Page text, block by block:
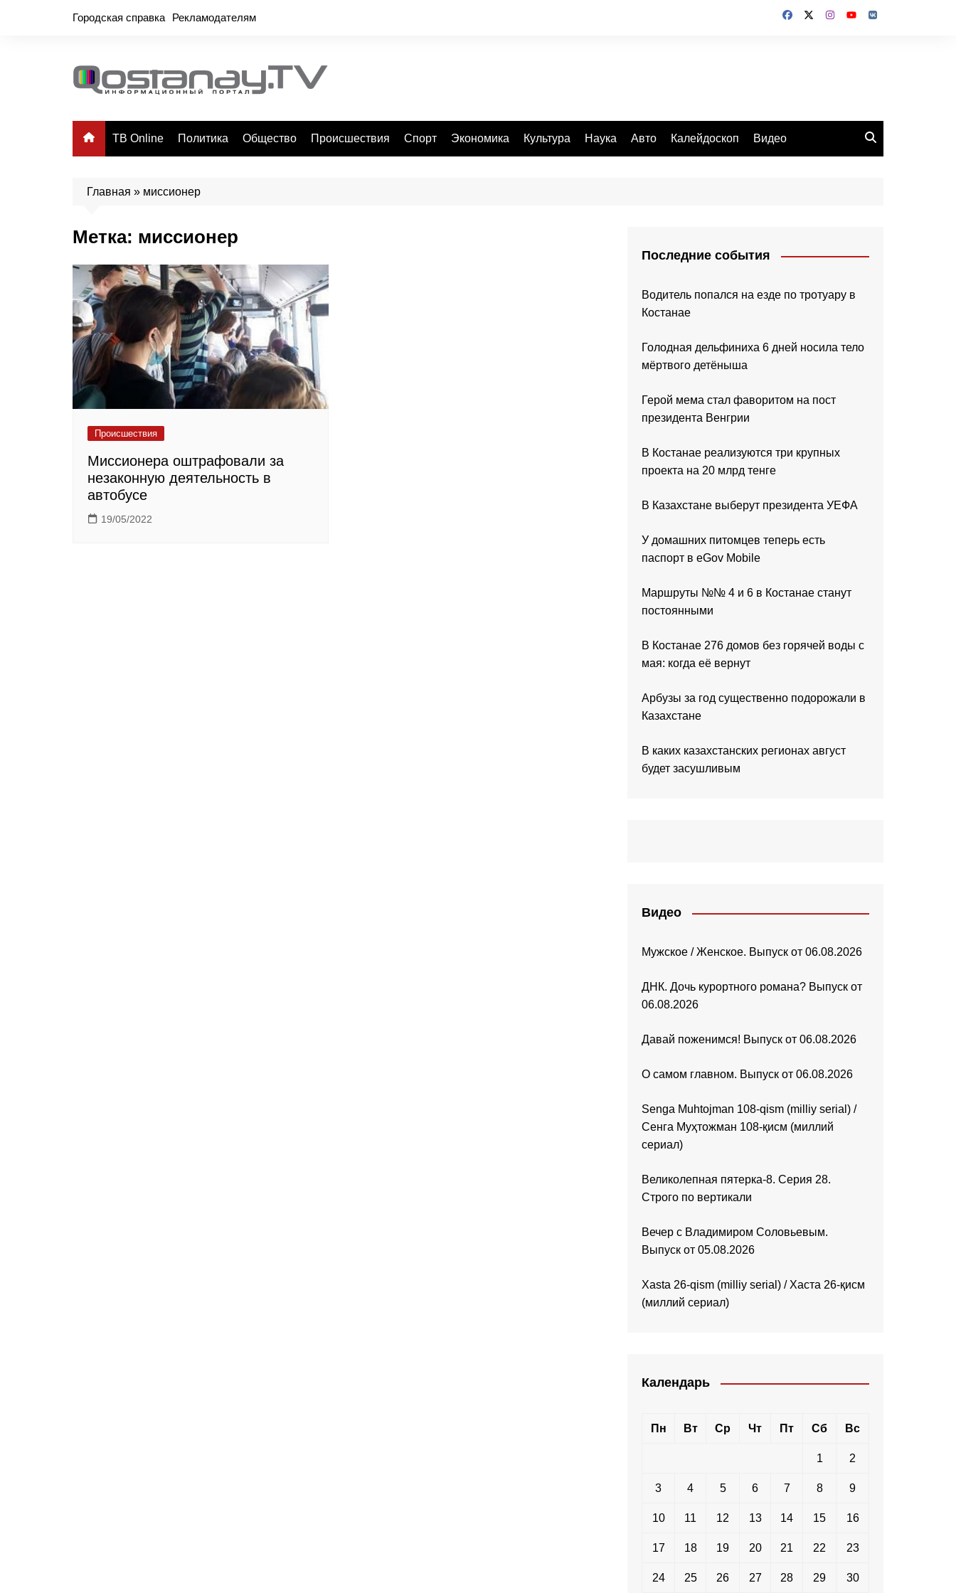
Городская справка Рекламодателям
ТВ Online Политика Общество Происшествия Спорт Экономика Культура Наука Авто Калейдоскоп Видео
Главная » миссионер
Метка: миссионер
Происшествия
Миссионера оштрафовали за
незаконную деятельность в
автобусе
19/05/2022
Последние события
Водитель попался на езде по тротуару в
Костанае
Голодная дельфиниха 6 дней носила тело
мёртвого детёныша
Герой мема стал фаворитом на пост
президента Венгрии
В Костанае реализуются три крупных
проекта на 20 млрд тенге
В Казахстане выберут президента УЕФА
У домашних питомцев теперь есть
паспорт в eGov Mobile
Маршруты №№ 4 и 6 в Костанае станут
постоянными
В Костанае 276 домов без горячей воды с
мая: когда её вернут
Арбузы за год существенно подорожали в
Казахстане
В каких казахстанских регионах август
будет засушливым
Видео
Мужское / Женское. Выпуск от 06.08.2026
ДНК. Дочь курортного романа? Выпуск от
06.08.2026
Давай поженимся! Выпуск от 06.08.2026
О самом главном. Выпуск от 06.08.2026
Senga Muhtojman 108-qism (milliy serial) /
Сенга Муҳтожман 108-қисм (миллий
сериал)
Великолепная пятерка-8. Серия 28.
Строго по вертикали
Вечер с Владимиром Соловьевым.
Выпуск от 05.08.2026
Xasta 26-qism (milliy serial) / Хаста 26-қисм
(миллий сериал)
Календарь
Пн Вт Ср Чт Пт Сб Вс
1 2
3 4 5 6 7 8 9
10 11 12 13 14 15 16
17 18 19 20 21 22 23
24 25 26 27 28 29 30